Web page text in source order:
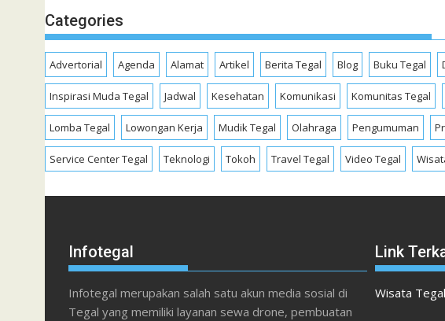
Categories
Advertorial Agenda Alamat Artikel Berita Tegal Blog Buku Tegal
Inspirasi Muda Tegal Jadwal Kesehatan Komunikasi Komunitas Tegal
Lomba Tegal Lowongan Kerja Mudik Tegal Olahraga Pengumuman
Service Center Tegal Teknologi Tokoh Travel Tegal Video Tegal
Infotegal
Infotegal merupakan salah satu akun media sosial di
Tegal yang memiliki layanan sewa drone, pembuatan
Link
Wisata Tegal